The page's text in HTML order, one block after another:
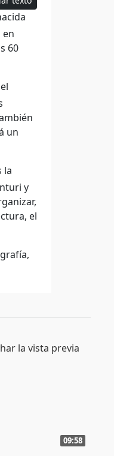
en
60
un
la
y
el
09:58